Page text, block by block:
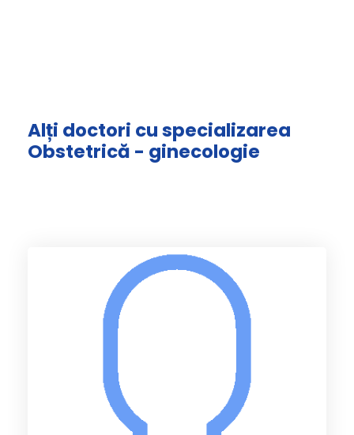
Alți doctori cu specializarea
Obstetrică - ginecologie